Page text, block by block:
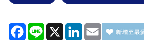
Facebook
Line X LinkedIn
Email